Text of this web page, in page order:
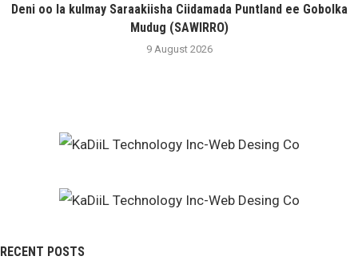
Deni oo la kulmay Saraakiisha Ciidamada Puntland ee Gobolka
Mudug (SAWIRRO)
9 August 2026
RECENT POSTS